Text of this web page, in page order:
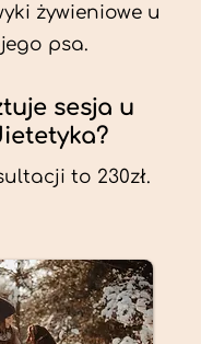
żywieniowe u
psa.
sesja u
to 230zł.